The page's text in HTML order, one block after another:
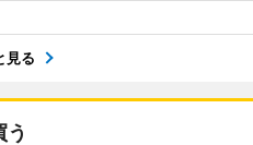
見る
う